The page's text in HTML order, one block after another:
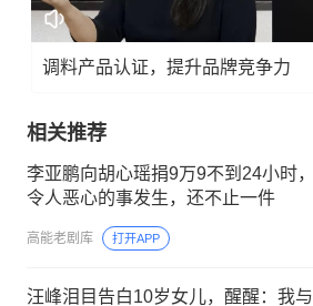
调料产品认证，提升品牌竞争力
相关推荐
李亚鹏向胡心瑶捐9万9不到24小时，
令人恶心的事发生，还不止一件
高能老剧库 打开APP
汪峰泪目告白10岁女儿，醒醒：我与